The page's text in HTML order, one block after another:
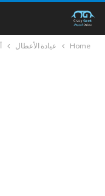
Home عيادة الأعطال